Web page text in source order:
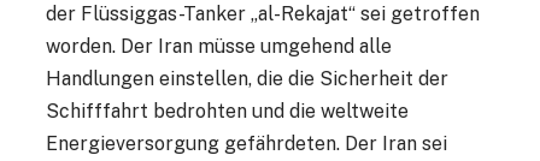
der Flüssiggas-Tanker „al-Rekajat“ sei getroffen
worden. Der Iran müsse umgehend alle
Handlungen einstellen, die die Sicherheit der
Schifffahrt bedrohten und die weltweite
Energieversorgung gefährdeten. Der Iran sei